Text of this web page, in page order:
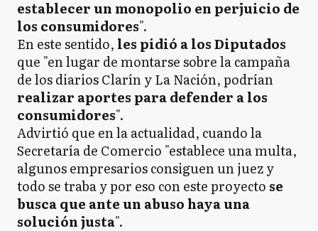
establecer un monopolio en perjuicio de
los consumidores".
En este sentido, les pidió a los Diputados
que "en lugar de montarse sobre la campaña
de los diarios Clarín y La Nación, podrían
realizar aportes para defender a los
consumidores".
Advirtió que en la actualidad, cuando la
Secretaría de Comercio "establece una multa,
algunos empresarios consiguen un juez y
todo se traba y por eso con este proyecto se
busca que ante un abuso haya una
solución justa".